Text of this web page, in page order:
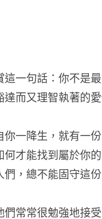
這一句話：你不是
達而又理智執著的愛
你一降生，就有一
何才能找到屬於你
們，總不能固守這
們常常很勉強地接